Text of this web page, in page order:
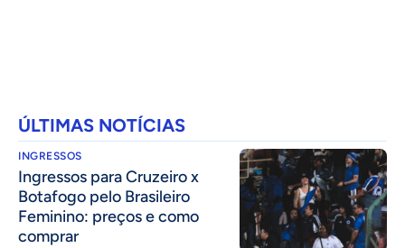
ÚLTIMAS NOTÍCIAS
INGRESSOS
Ingressos para Cruzeiro x
Botafogo pelo Brasileiro
Feminino: preços e como
comprar